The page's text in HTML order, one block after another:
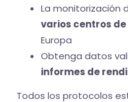
La monitorización
varios centros
Europa
Obtenga datos
informes de
Todos los protocolos